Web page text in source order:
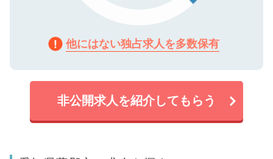
他にはない独占求人を多数保有
非公開求人を紹介してもらう